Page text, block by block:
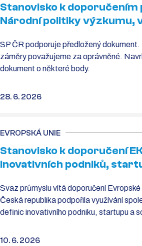
Stanovisko k
Národní politiky výzkumu,
SP ČR podporuje předložený
záměry považujeme za oprávněné.
dokument o některé body.
28. 6. 2026
EVROPSKÁ UNIE
Stanovisko k doporučení
inovativních podniků,
Svaz průmyslu vítá doporučení
Česká republika podpořila využívání
definic inovativního podniku, startupu a
10. 6. 2026